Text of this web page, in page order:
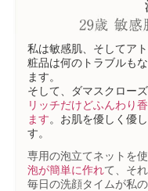
私は敏感肌、そしてア
粧品は何のトラブルも
ます。
そして、ダマスクローズ
リッチだけどふんわり
ます。お肌を優しく優
す。
専用の泡立てネットを
泡が簡単に作れて、そ
毎日の洗顔タイムが私